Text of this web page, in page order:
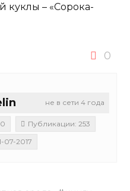
куклы – «Сорока-
0
не в сети 4 года
Публикации: 253
07-2017